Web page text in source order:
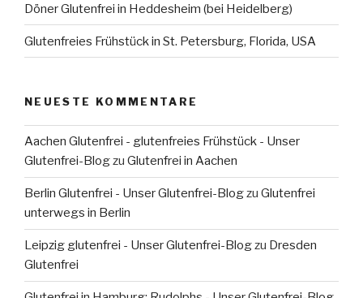
Döner Glutenfrei in Heddesheim (bei Heidelberg)
Glutenfreies Frühstück in St. Petersburg, Florida, USA
NEUESTE KOMMENTARE
Aachen Glutenfrei - glutenfreies Frühstück - Unser
Glutenfrei-Blogzu Glutenfrei in Aachen
Berlin Glutenfrei - Unser Glutenfrei-Blogzu Glutenfrei
unterwegs in Berlin
Leipzig glutenfrei - Unser Glutenfrei-Blogzu Dresden
Glutenfrei